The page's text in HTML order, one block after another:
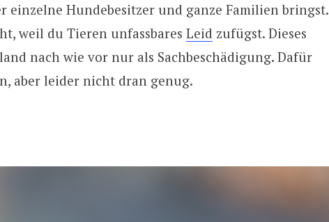
einzelne Hundebesitzer und ganze Familien bringst.
weil du Tieren unfassbares Leid zufügst. Dieses
nach wie vor nur als Sachbeschädigung. Dafür
aber leider nicht dran genug.